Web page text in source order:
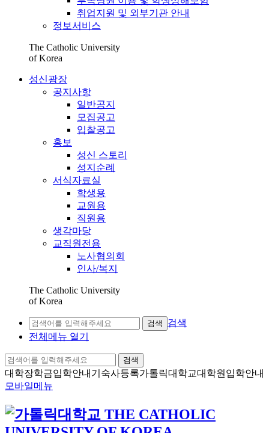
취업지원 및 외부기관 안내
정보서비스
The Catholic University
of Korea
성신광장
공지사항
일반공지
모집공고
입찰공고
홍보
성신 스토리
성지순례
서식자료실
학생용
교원용
직원용
생각마당
교직원전용
노사협의회
인사/복지
The Catholic University
of Korea
검색
검색
전체메뉴 열기
검색
대학장학금입학안내 기숙사등록가톨릭대학교대학원입학안내
모바일메뉴